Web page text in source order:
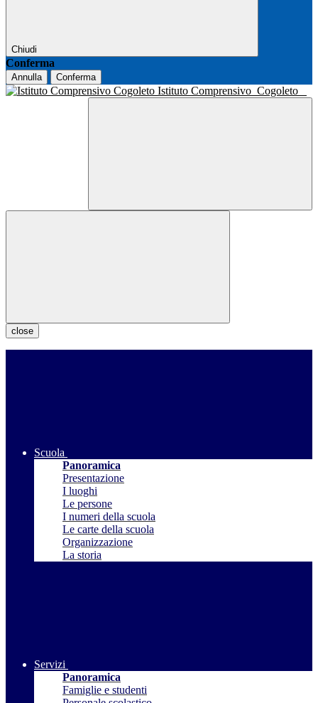
Chiudi
Conferma
Annulla Conferma
Istituto Comprensivo Cogoleto
close
Scuola
Panoramica
Presentazione
I luoghi
Le persone
I numeri della scuola
Le carte della scuola
Organizzazione
La storia
Servizi
Panoramica
Famiglie e studenti